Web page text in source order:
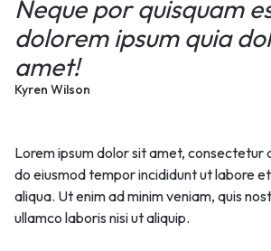
Neque por quisquam
dolorem ipsum quia
amet!
Kyren Wilson
Lorem ipsum dolor sit amet, consectetur
do eiusmod tempor incididunt ut labore
aliqua. Ut enim ad minim veniam, quis
ullamco laboris nisi ut aliquip.